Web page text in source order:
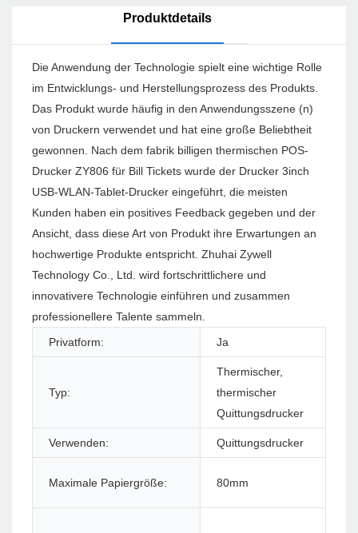
Produktdetails
Die Anwendung der Technologie spielt eine wichtige Rolle
im Entwicklungs- und Herstellungsprozess des Produkts.
Das Produkt wurde häufig in den Anwendungsszene (n)
von Druckern verwendet und hat eine große Beliebtheit
gewonnen. Nach dem fabrik billigen thermischen POS-
Drucker ZY806 für Bill Tickets wurde der Drucker 3inch
USB-WLAN-Tablet-Drucker eingeführt, die meisten
Kunden haben ein positives Feedback gegeben und der
Ansicht, dass diese Art von Produkt ihre Erwartungen an
hochwertige Produkte entspricht. Zhuhai Zywell
Technology Co., Ltd. wird fortschrittlichere und
innovativere Technologie einführen und zusammen
professionellere Talente sammeln.
Privatform:
Ja
Typ:
Thermischer,
thermischer
Quittungsdrucker
Verwenden: Quittungsdrucker
Maximale Papiergröße: 80mm